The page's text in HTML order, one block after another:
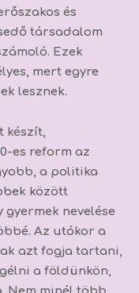
és
társadalom
Ezek
mert egyre
lesznek.
készít,
es reform az
a politika
között
gyermek nevelése
Az utókor a
azt fogja tartani,
a földünkön,